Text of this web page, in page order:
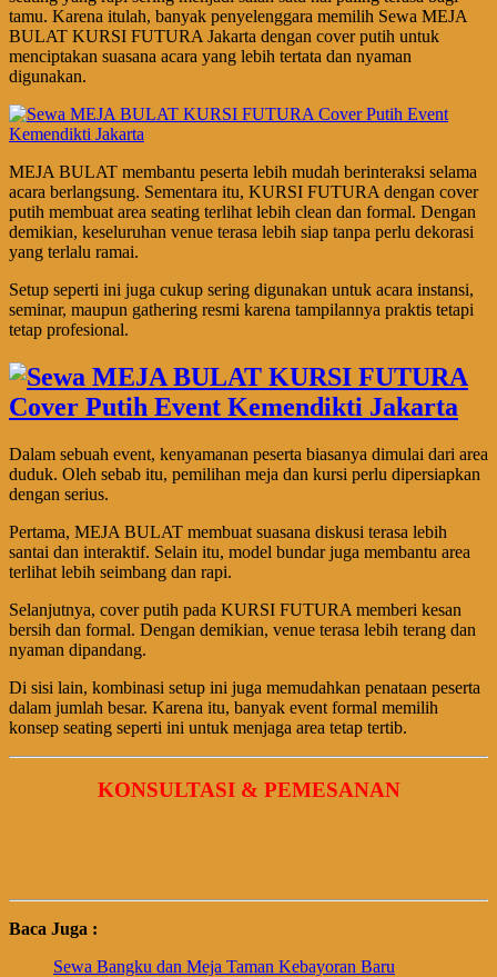
tamu. Karena itulah, banyak penyelenggara memilih Sewa MEJA
BULAT KURSI FUTURA Jakarta dengan cover putih untuk
menciptakan suasana acara yang lebih tertata dan nyaman
digunakan.
MEJA BULAT membantu peserta lebih mudah berinteraksi selama
acara berlangsung. Sementara itu, KURSI FUTURA dengan cover
putih membuat area seating terlihat lebih clean dan formal. Dengan
demikian, keseluruhan venue terasa lebih siap tanpa perlu dekorasi
yang terlalu ramai.
Setup seperti ini juga cukup sering digunakan untuk acara instansi,
seminar, maupun gathering resmi karena tampilannya praktis tetapi
tetap profesional.
Dalam sebuah event, kenyamanan peserta biasanya dimulai dari area
duduk. Oleh sebab itu, pemilihan meja dan kursi perlu dipersiapkan
dengan serius.
Pertama, MEJA BULAT membuat suasana diskusi terasa lebih
santai dan interaktif. Selain itu, model bundar juga membantu area
terlihat lebih seimbang dan rapi.
Selanjutnya, cover putih pada KURSI FUTURA memberi kesan
bersih dan formal. Dengan demikian, venue terasa lebih terang dan
nyaman dipandang.
Di sisi lain, kombinasi setup ini juga memudahkan penataan peserta
dalam jumlah besar. Karena itu, banyak event formal memilih
konsep seating seperti ini untuk menjaga area tetap tertib.
KONSULTASI & PEMESANAN
Baca Juga :
Sewa Bangku dan Meja Taman Kebayoran Baru